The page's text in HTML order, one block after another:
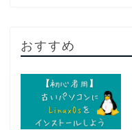
おすすめ